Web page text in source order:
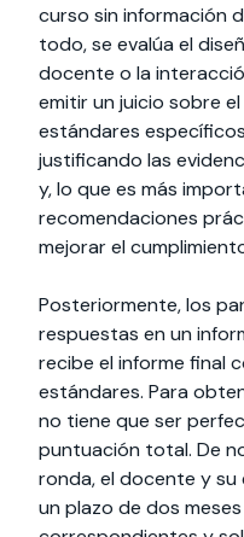
curso sin información
todo, se evalúa el
docente o la
emitir un juicio sobre
estándares
justificando las
y, lo que es más
recomendaciones
mejorar el
Posteriormente, los
respuestas en un
recibe el informe final
estándares. Para
no tiene que ser
puntuación total. De
ronda, el docente y
un plazo de dos